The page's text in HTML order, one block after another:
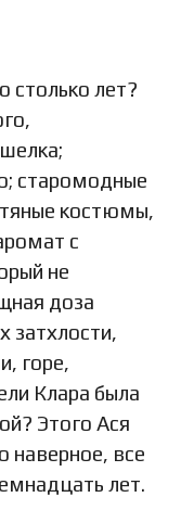
столько лет?
старомодные
костюмы,
с
не
доза
затхлости,
горе,
Клара была
Этого Ася
наверное, все
лет.